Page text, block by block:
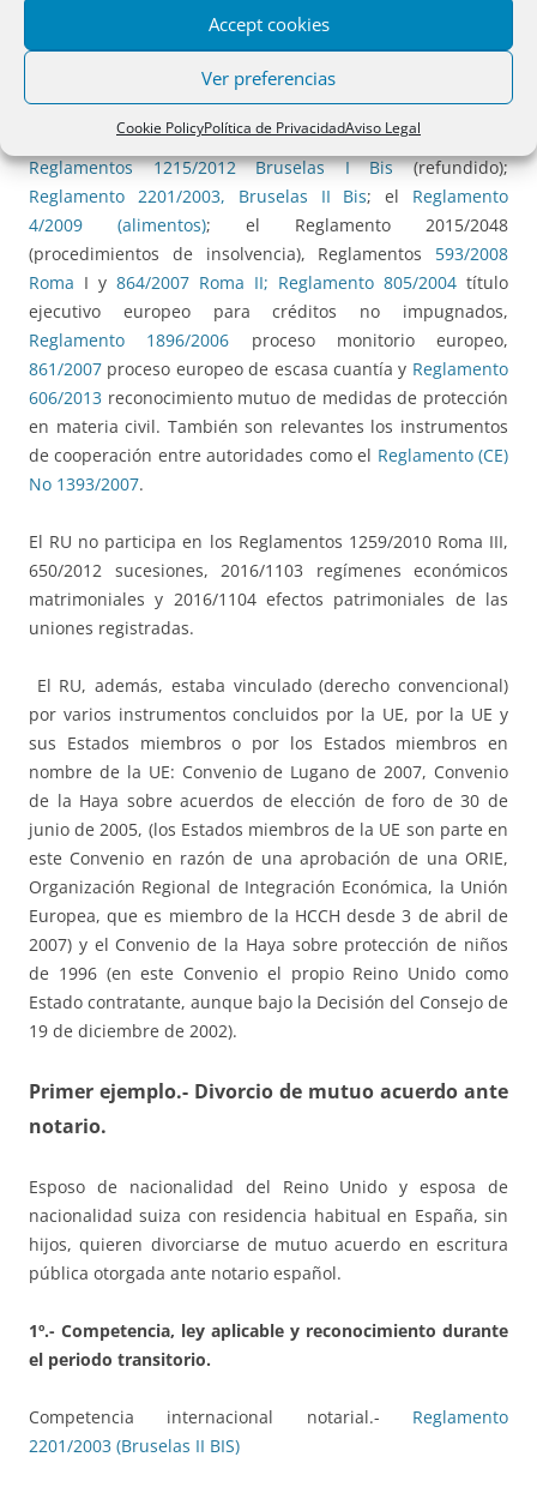
Accept cookies
Ver preferencias
Cookie PolicyPolítica de PrivacidadAviso Legal
de participar en la adopción y aplicación de las decisiones
o medidas propuestas de que se tratase en cada caso, esto
es, de elegir en que instrumentos jurídicos, dentro de este
ámbito, participaba y en cuales no participaba. El Reino
Unido hizo uso de esta posibilidad y formaba parte de los
Reglamentos 1215/2012 Bruselas I Bis(refundido);
Reglamento 2201/2003, Bruselas II Bis; el Reglamento
4/2009 (alimentos); el Reglamento 2015/2048
(procedimientos de insolvencia), Reglamentos 593/2008
Roma I y 864/2007 Roma II; Reglamento 805/2004 título
ejecutivo europeo para créditos no impugnados,
Reglamento 1896/2006 proceso monitorio europeo,
861/2007 proceso europeo de escasa cuantía y Reglamento
606/2013 reconocimiento mutuo de medidas de protección
en materia civil. También son relevantes los instrumentos
de cooperación entre autoridades como el Reglamento (CE)
No 1393/2007.
El RU no participa en los Reglamentos 1259/2010 Roma III,
650/2012 sucesiones, 2016/1103 regímenes económicos
matrimoniales y 2016/1104 efectos patrimoniales de las
uniones registradas.
El RU, además, estaba vinculado (derecho convencional)
por varios instrumentos concluidos por la UE, por la UE y
sus Estados miembros o por los Estados miembros en
nombre de la UE: Convenio de Lugano de 2007, Convenio
de la Haya sobre acuerdos de elección de foro de 30 de
junio de 2005, (los Estados miembros de la UE son parte en
este Convenio en razón de una aprobación de una ORIE,
Organización Regional de Integración Económica, la Unión
Europea, que es miembro de la HCCH desde 3 de abril de
2007) y el Convenio de la Haya sobre protección de niños
de 1996 (en este Convenio el propio Reino Unido como
Estado contratante, aunque bajo la Decisión del Consejo de
19 de diciembre de 2002).
Primer ejemplo.- Divorcio de mutuo acuerdo ante
notario.
Esposo de nacionalidad del Reino Unido y esposa de
nacionalidad suiza con residencia habitual en España, sin
hijos, quieren divorciarse de mutuo acuerdo en escritura
pública otorgada ante notario español.
1º.- Competencia, ley aplicable y reconocimiento durante
el periodo transitorio.
Competencia internacional notarial.- Reglamento
2201/2003 (Bruselas II BIS)